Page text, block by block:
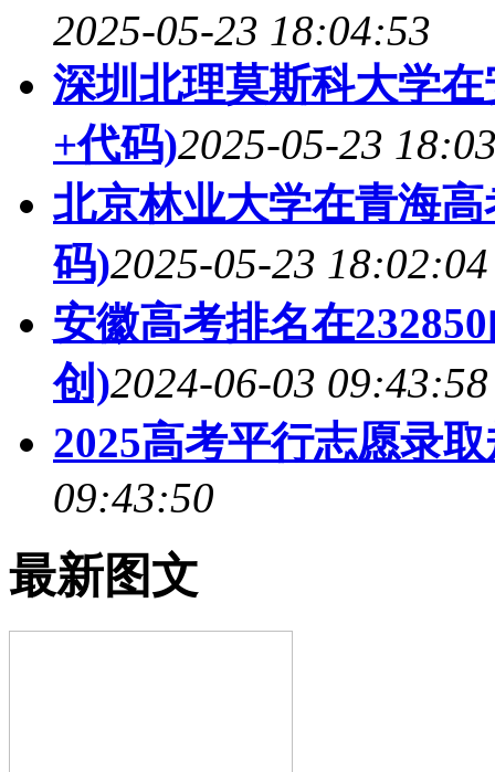
2025-05-23 18:04:53
深圳北理莫斯科大学
+代码)2025-05-23
北京林业大学在青海
码)2025-05-23 18:02:04
安徽高考排名在
创)2024-06-03 09:43:58
2025高考平行志愿录
09:43:50
最新图文